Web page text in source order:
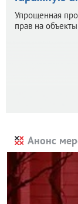
Упрощенная
прав на
Анонс